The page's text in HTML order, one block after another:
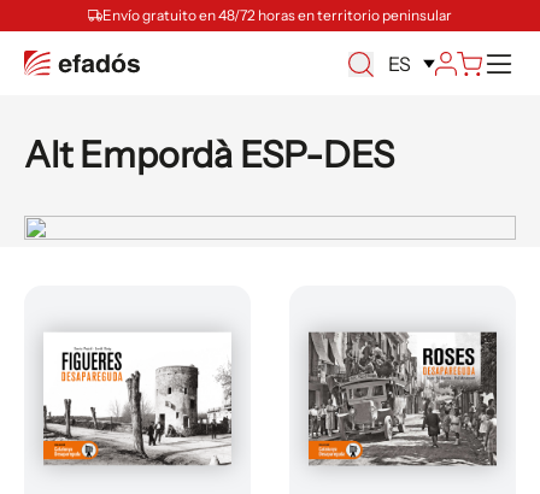
Envío gratuito en 48/72 horas en territorio peninsular
ES
Alt Empordà ESP-DES